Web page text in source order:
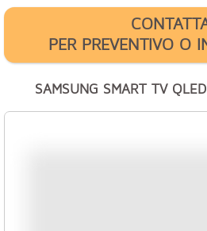
PER PREVENTIVO O
SAMSUNG SMART TV